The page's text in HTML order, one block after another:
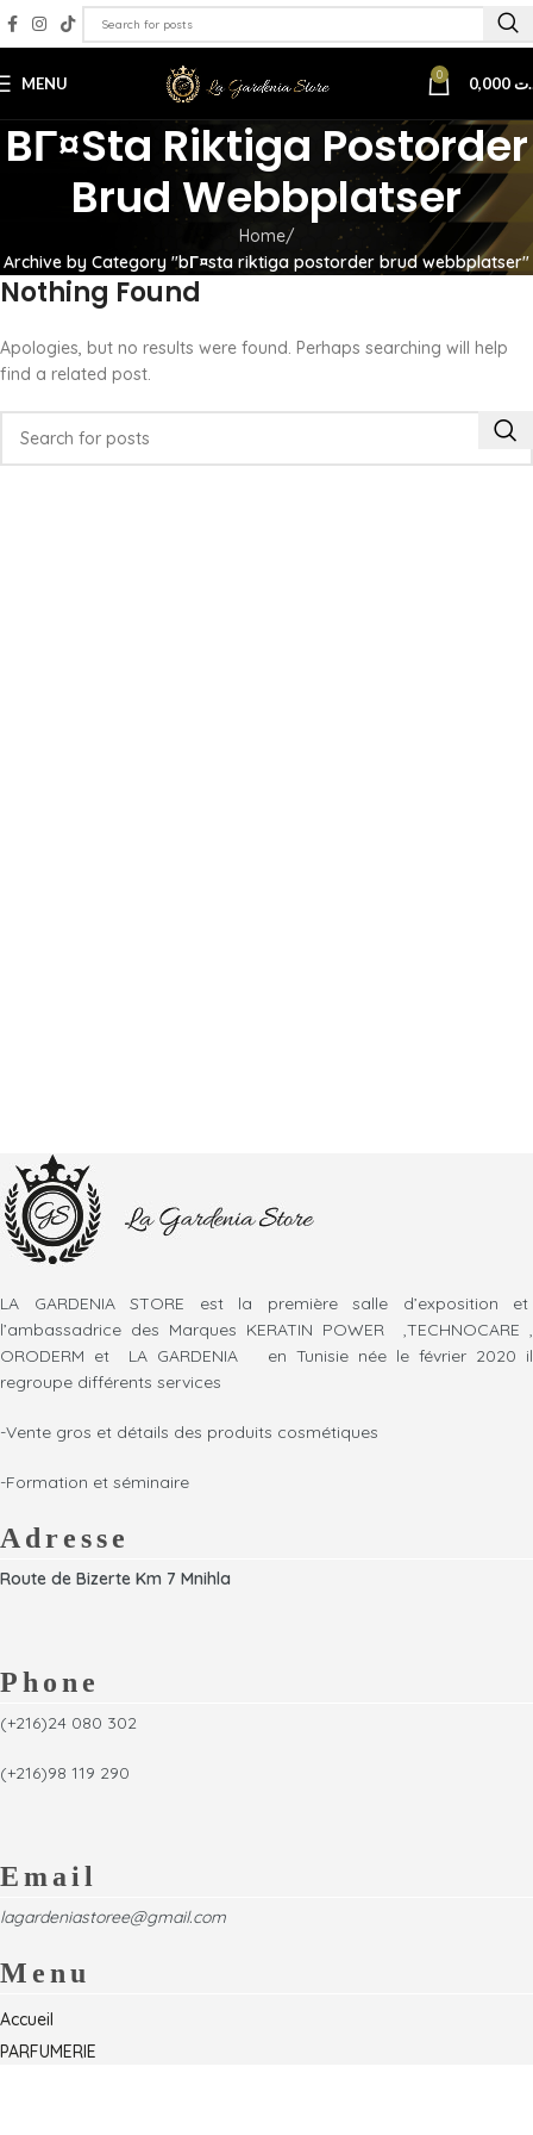
MENU 0
BГ¤sta Riktiga Postorder
Brud Webbplatser
Home
Archive by Category "bГ¤sta riktiga postorder brud webbplatser"
Nothing Found
Apologies, but no results were found. Perhaps searching will help
find a related post.
LA GARDENIA STORE est la première salle d’exposition et
l’ambassadrice des Marques KERATIN POWER ,TECHNOCARE ,
ORODERM et LA GARDENIA en Tunisie née le février 2020 il
regroupe différents services
-Vente gros et détails des produits cosmétiques
-Formation et séminaire
Adresse
Route de Bizerte Km 7 Mnihla
Phone
(+216)24 080 302
(+216)98 119 290
Email
lagardeniastoree@gmail.com
Menu
Accueil
PARFUMERIE